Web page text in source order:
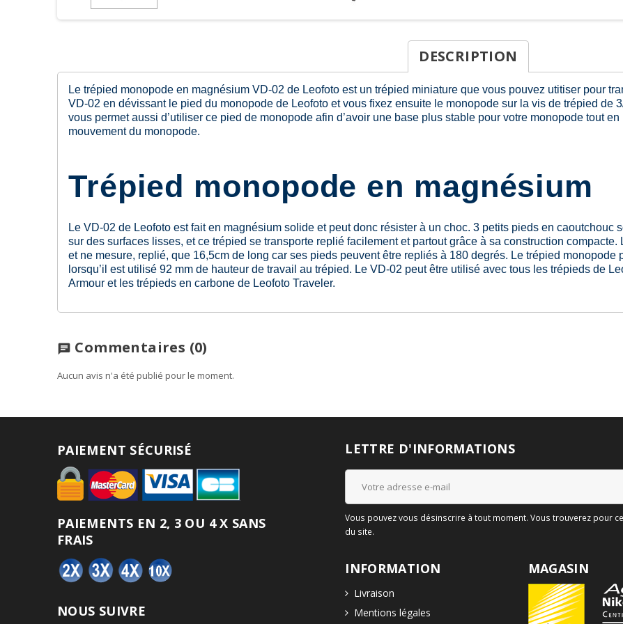
DESCRIPTION
Le trépied monopode en magnésium VD-02 de Leofoto est un trépied miniature que vous pouvez utitiser pour
VD-02 en dévissant le pied du monopode de Leofoto et vous fixez ensuite le monopode sur la vis de trépied de
vous permet aussi d’utiliser ce pied de monopode afin d’avoir une base plus stable pour votre monopode tout
mouvement du monopode.
Trépied monopode en magnésium
Le VD-02 de Leofoto est fait en magnésium solide et peut donc résister à un choc. 3 petits pieds en caoutchouc
sur des surfaces lisses, et ce trépied se transporte replié facilement et partout grâce à sa construction
et ne mesure, replié, que 16,5cm de long car ses pieds peuvent être repliés à 180 degrés. Le trépied monopode
lorsqu’il est utilisé 92 mm de hauteur de travail au trépied. Le VD-02 peut être utilisé avec tous les trépieds de
Armour et les trépieds en carbone de Leofoto Traveler.
chat Commentaires (0)
Aucun avis n'a été publié pour le moment.
PAIEMENT SÉCURISÉ
PAIEMENTS EN 2, 3 OU 4 X SANS
FRAIS
NOUS SUIVRE
LETTRE D'INFORMATIONS
Vous pouvez vous désinscrire à tout moment. Vous trouverez pour
du site.
INFORMATION
Livraison
Mentions légales
MAGASIN